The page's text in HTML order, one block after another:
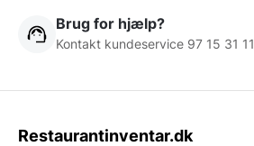
Brug for hjælp?
Kontakt kundeservice 97 15 31 11
Restaurantinventar.dk